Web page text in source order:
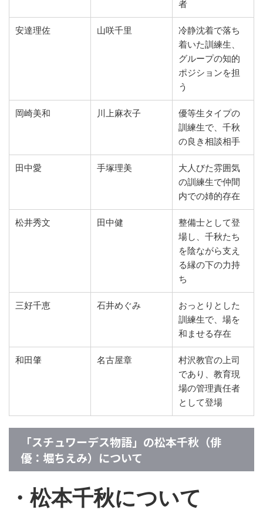
者
安達理佐 山咲千里
冷静沈着で落ち
着いた訓練生、
グループの知的
ポジションを担
う
岡崎美和 川上麻衣子
優等生タイプの
訓練生で、千秋
の良き相談相手
田中愛 手塚理美
大人びた雰囲気
の訓練生で仲間
内での姉的存在
松井秀文 田中健
整備士として登
場し、千秋たち
を陰ながら支え
る縁の下の力持
ち
三好千恵 石井めぐみ
おっとりとした
訓練生で、場を
和ませる存在
和田肇 名古屋章
村沢教官の上司
であり、教育現
場の管理責任者
として登場
「スチュワーデス物語」の松本千秋（俳
優：堀ちえみ）について
・松本千秋について